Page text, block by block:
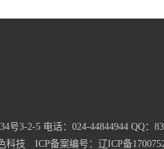
号3-2-5 电话：024-44844944 QQ：
科技 ICP备案编号：辽ICP备